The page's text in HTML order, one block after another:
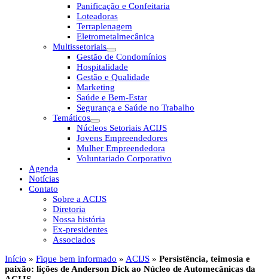
Panificação e Confeitaria
Loteadoras
Terraplenagem
Eletrometalmecânica
Multissetoriais
Gestão de Condomínios
Hospitalidade
Gestão e Qualidade
Marketing
Saúde e Bem-Estar
Segurança e Saúde no Trabalho
Temáticos
Núcleos Setoriais ACIJS
Jovens Empreendedores
Mulher Empreendedora
Voluntariado Corporativo
Agenda
Notícias
Contato
Sobre a ACIJS
Diretoria
Nossa história
Ex-presidentes
Associados
Início » Fique bem informado » ACIJS » Persistência, teimosia e
paixão: lições de Anderson Dick ao Núcleo de Automecânicas da